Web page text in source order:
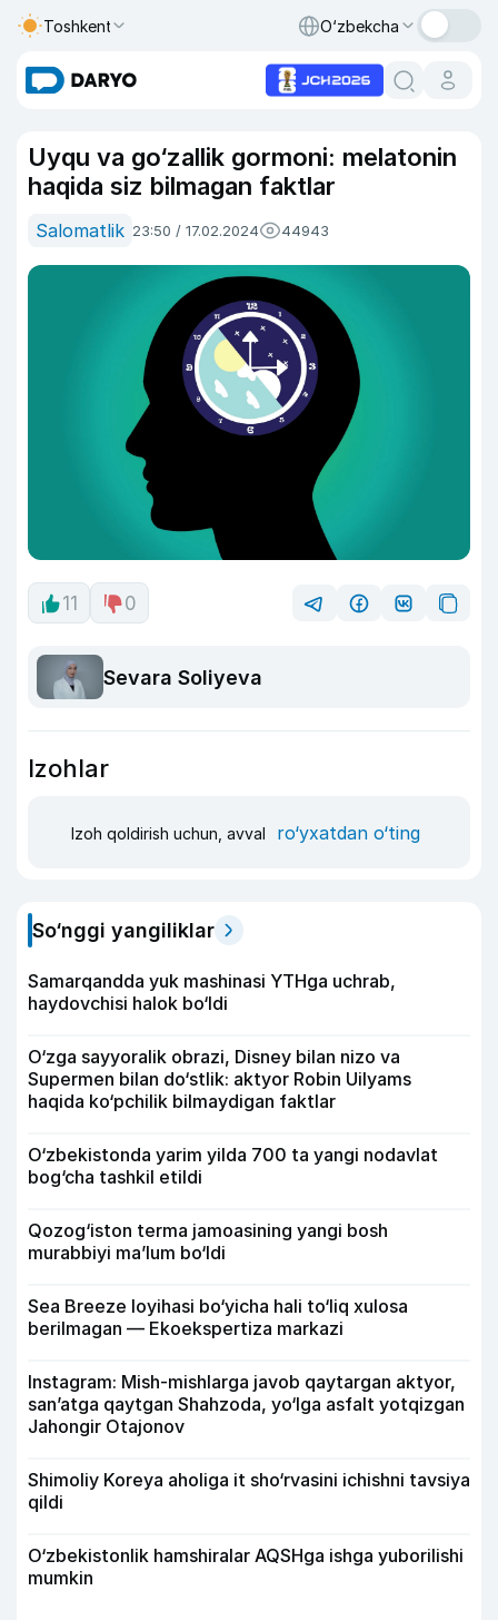
Toshkent O‘zbekcha
Uyqu va go‘zallik gormoni: melatonin
haqida siz bilmagan faktlar
Salomatlik 23:50 / 17.02.2024 44943
11 0
Sevara Soliyeva
Izohlar
Izoh qoldirish uchun, avval ro‘yxatdan o‘ting
So‘nggi yangiliklar
Samarqandda yuk mashinasi YTHga uchrab,
haydovchisi halok bo‘ldi
O‘zga sayyoralik obrazi, Disney bilan nizo va
Supermen bilan do‘stlik: aktyor Robin Uilyams
haqida ko‘pchilik bilmaydigan faktlar
O‘zbekistonda yarim yilda 700 ta yangi nodavlat
bog‘cha tashkil etildi
Qozog‘iston terma jamoasining yangi bosh
murabbiyi ma’lum bo‘ldi
Sea Breeze loyihasi bo‘yicha hali to‘liq xulosa
berilmagan — Ekoekspertiza markazi
Instagram: Mish-mishlarga javob qaytargan aktyor,
san’atga qaytgan Shahzoda, yo‘lga asfalt yotqizgan
Jahongir Otajonov
Shimoliy Koreya aholiga it sho‘rvasini ichishni tavsiya
qildi
O‘zbekistonlik hamshiralar AQSHga ishga yuborilishi
mumkin